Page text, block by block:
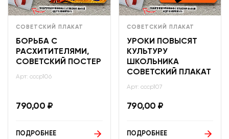
СОВЕТСКИЙ ПЛАКАТ
БОРЬБА С
РАСХИТИТЕЛЯМИ,
СОВЕТСКИЙ ПОСТЕР
Арт: ссср106
790,00 ₽
ПОДРОБНЕЕ
СОВЕТСКИЙ ПЛАКАТ
УРОКИ ПОВЫСЯТ
КУЛЬТУРУ
ШКОЛЬНИКА
СОВЕТСКИЙ ПЛАКАТ
Арт: ссср107
790,00 ₽
ПОДРОБНЕЕ